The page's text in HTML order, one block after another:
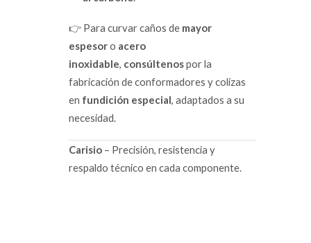
👉 Para curvar caños de mayor
espesoro acero
inoxidable, consúltenospor la
fabricación de conformadores y colizas
en fundición especial, adaptados a su
necesidad.
Carisio – Precisión, resistencia y
respaldo técnico en cada componente.